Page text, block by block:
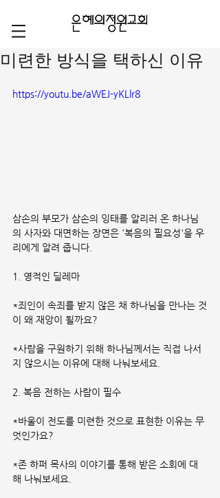
미련한 방식을 택하신 이유
https://youtu.be/aWEJ-yKLlr8
삼손의 부모가 삼손의 잉태를 알리러 온 하나님
의 사자와 대면하는 장면은 '복음의 필요성'을 우
리에게 알려 줍니다.
1. 영적인 딜레마
*죄인이 속죄를 받지 않은 채 하나님을 만나는 것
이 왜 재앙이 될까요?
*사람을 구원하기 위해 하나님께서는 직접 나서
지 않으시는 이유에 대해 나눠보세요.
2. 복음 전하는 사람이 필수
*바울이 전도를 미련한 것으로 표현한 이유는 무
엇인가요?
*존 하퍼 목사의 이야기를 통해 받은 소회에 대
해 나눠보세요.